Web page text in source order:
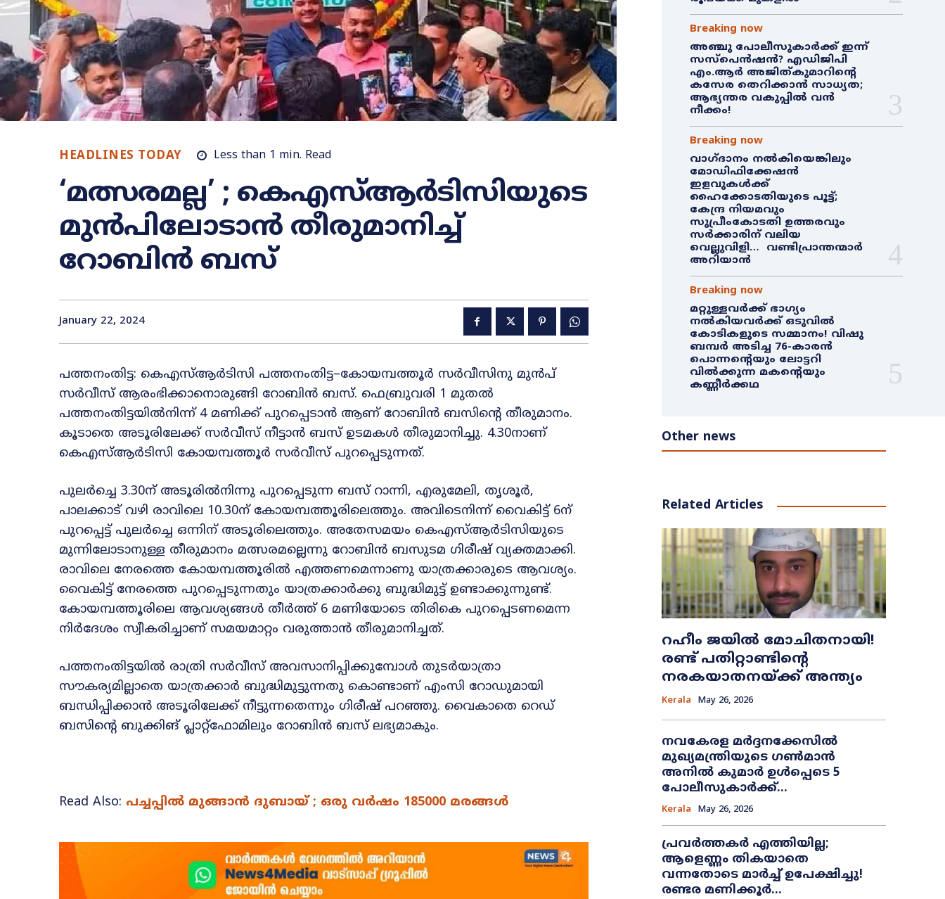
HEADLINES TODAY Less than 1 min. Read
‘മത്സരമല്ല’ ; കെഎസ്ആർടിസിയുടെ
മുൻപിലോടാൻ തീരുമാനിച്ച്
റോബിൻ ബസ്
January 22, 2024
പത്തനംതിട്ട: കെഎസ്ആർടിസി പത്തനംതിട്ട–കോയമ്പത്തൂർ സർവീസിനു മുൻപ്
സർവീസ് ആരംഭിക്കാനൊരുങ്ങി റോബിൻ ബസ്. ഫെബ്രുവരി 1 മുതൽ
പത്തനംതിട്ടയിൽനിന്ന് 4 മണിക്ക് പുറപ്പെടാൻ ആണ് റോബിൻ ബസിന്റെ തീരുമാനം.
കൂടാതെ അടൂരിലേക്ക് സർവീസ് നീട്ടാൻ ബസ് ഉടമകൾ തീരുമാനിച്ചു. 4.30നാണ്
കെഎസ്ആർടിസി കോയമ്പത്തൂർ സർവീസ് പുറപ്പെടുന്നത്.
പുലർച്ചെ 3.30ന് അടൂരിൽനിന്നു പുറപ്പെടുന്ന ബസ് റാന്നി, എരുമേലി, തൃശൂർ,
പാലക്കാട് വഴി രാവിലെ 10.30ന് കോയമ്പത്തൂരിലെത്തും. അവിടെനിന്ന് വൈകിട്ട് 6ന്
പുറപ്പെട്ട് പുലർച്ചെ ഒന്നിന് അടൂരിലെത്തും. അതേസമയം കെഎസ്ആർടിസിയുടെ
മുന്നിലോടാനുള്ള തീരുമാനം മത്സരമല്ലെന്നു റോബിൻ ബസുടമ ഗിരീഷ് വ്യക്തമാക്കി.
രാവിലെ നേരത്തെ കോയമ്പത്തൂരിൽ എത്തണമെന്നാണു യാത്രക്കാരുടെ ആവശ്യം.
വൈകിട്ട് നേരത്തെ പുറപ്പെടുന്നതും യാത്രക്കാർക്കു ബുദ്ധിമുട്ട് ഉണ്ടാക്കുന്നുണ്ട്.
കോയമ്പത്തൂരിലെ ആവശ്യങ്ങൾ തീർത്ത് 6 മണിയോടെ തിരികെ പുറപ്പെടണമെന്ന
നിർദേശം സ്വീകരിച്ചാണ് സമയമാറ്റം വരുത്താൻ തീരുമാനിച്ചത്.
പത്തനംതിട്ടയിൽ രാത്രി സർവീസ് അവസാനിപ്പിക്കുമ്പോൾ തുടർയാത്രാ
സൗകര്യമില്ലാതെ യാത്രക്കാർ ബുദ്ധിമുട്ടുന്നതു കൊണ്ടാണ് എംസി റോഡുമായി
ബന്ധിപ്പിക്കാൻ അടൂരിലേക്ക് നീട്ടുന്നതെന്നും ഗിരീഷ് പറഞ്ഞു. വൈകാതെ റെഡ്
ബസിന്റെ ബുക്കിങ് പ്ലാറ്റ്ഫോമിലും റോബിൻ ബസ് ലഭ്യമാകും.
Read Also: പച്ചപ്പിൽ മുങ്ങാൻ ദുബായ് ; ഒരു വർഷം 185000 മരങ്ങൾ
Breaking now
അഞ്ചു പോലീസുകാർക്ക് ഇന്ന്
സസ്‌പെൻഷൻ? എഡിജിപി
എം.ആർ അജിത്കുമാറിൻ്റെ
കസേര തെറിക്കാൻ സാധ്യത;
ആഭ്യന്തര വകുപ്പിൽ വൻ
നീക്കം!
Breaking now
വാഗ്ദാനം നൽകിയെങ്കിലും
മോഡിഫിക്കേഷൻ
ഇളവുകൾക്ക്
ഹൈക്കോടതിയുടെ പൂട്ട്;
കേന്ദ്ര നിയമവും
സുപ്രീംകോടതി ഉത്തരവും
സർക്കാരിന് വലിയ
വെല്ലുവിളി… വണ്ടിപ്രാന്തന്മാർ
അറിയാൻ
Breaking now
മറ്റുള്ളവർക്ക് ഭാഗ്യം
നൽകിയവർക്ക് ഒടുവിൽ
കോടികളുടെ സമ്മാനം! വിഷു
ബമ്പർ അടിച്ച 76-കാരൻ
പൊന്നന്റെയും ലോട്ടറി
വിൽക്കുന്ന മകന്റെയും
കണ്ണീർക്കഥ
Other news
Related Articles
റഹീം ജയിൽ മോചിതനായി!
രണ്ട് പതിറ്റാണ്ടിന്റെ
നരകയാതനയ്ക്ക് അന്ത്യം
Kerala May 26, 2026
നവകേരള മർദ്ദനക്കേസിൽ
മുഖ്യമന്ത്രിയുടെ ഗൺമാൻ
അനിൽ കുമാർ ഉൾപ്പെടെ 5
പോലീസുകാർക്ക്...
Kerala May 26, 2026
പ്രവർത്തകർ എത്തിയില്ല;
ആളെണ്ണം തികയാതെ
വന്നതോടെ മാർച്ച് ഉപേക്ഷിച്ചു!
രണ്ടര മണിക്കൂർ...